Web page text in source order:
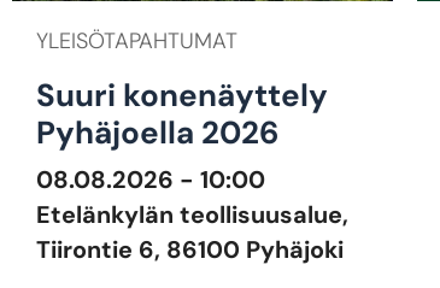
YLEISÖTAPAHTUMAT
Suuri konenäyttely
Pyhäjoella 2026
08.08.2026 - 10:00
Etelänkylän teollisuusalue,
Tiirontie 6, 86100 Pyhäjoki